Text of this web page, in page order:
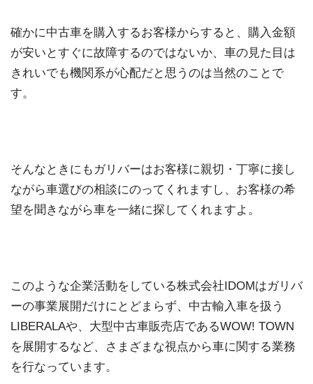
確かに中古車を購入するお客様からすると、購入金額
が安いとすぐに故障するのではないか、車の見た目は
きれいでも機関系が心配だと思うのは当然のことで
す。
そんなときにもガリバーはお客様に親切・丁寧に接し
ながら車選びの相談にのってくれますし、お客様の希
望を聞きながら車を一緒に探してくれますよ。
このような企業活動をしている株式会社IDOMはガリバ
ーの事業展開だけにとどまらず、中古輸入車を扱う
LIBERALAや、大型中古車販売店であるWOW! TOWN
を展開するなど、さまざまな視点から車に関する業務
を行なっています。